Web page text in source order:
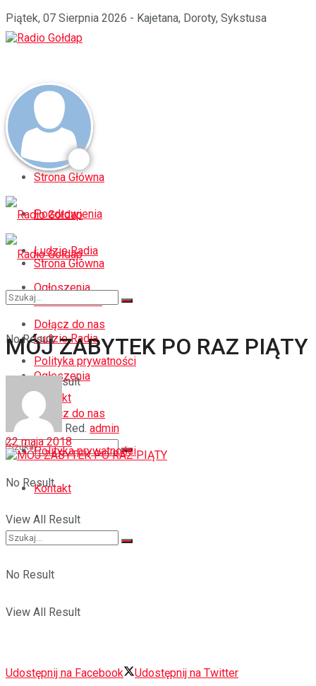
Piątek, 07 Sierpnia 2026 - Kajetana, Doroty, Sykstusa
Strona Główna
Pozdrowienia
Ludzie Radia
Ogłoszenia
Dołącz do nas
Polityka prywatności
Kontakt
No Result
View All Result
Strona Główna
Pozdrowienia
Ludzie Radia
Ogłoszenia
Dołącz do nas
Polityka prywatności
Kontakt
No Result
View All Result
No Result
View All Result
MÓJ ZABYTEK PO RAZ PIĄTY
Red. admin
22 maja 2018
Udostępnij na Facebook Udostępnij na Twitter